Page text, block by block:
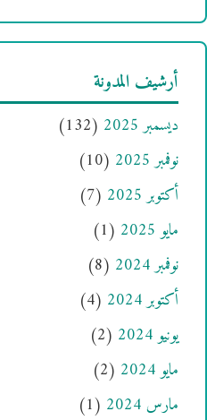
أرشيف المدونة
ديسمبر 2025
(132)
نوفمبر 2025
(10)
أكتوبر 2025
(7)
مايو 2025
(1)
نوفمبر 2024
(8)
أكتوبر 2024
(4)
يونيو 2024
(2)
مايو 2024
(2)
مارس 2024
(1)